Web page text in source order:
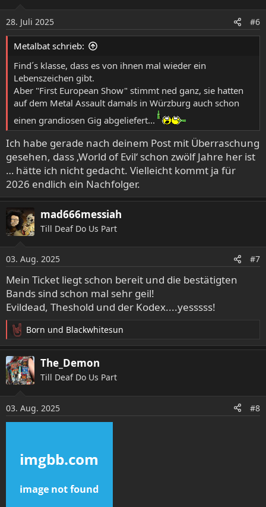
n
e
n
28. Juli 2025 #6
Metalbat schrieb:
Find´s klasse, dass es von ihnen mal wieder ein
Lebenszeichen gibt.
Aber "First European Show" stimmt ned ganz, sie hatten
auf dem Metal Assault damals in Würzburg auch schon
einen grandiosen Gig abgeliefert...
Ich habe gerade nach deinem Post mit Überraschung
gesehen, dass ‚World of Evil‘ schon zwölf Jahre her ist
… hätte ich nicht gedacht. Vielleicht kommt ja für
2026 endlich ein Nachfolger.
mad666messiah
Till Deaf Do Us Part
03. Aug. 2025 #7
Mein Ticket liegt schon bereit und die bestätigten
Bands sind schon mal sehr geil!
Evildead, Theshold und der Kodex....yesssss!
R
e
a
k
t
n
e
Born und Blackwhitesun
The_Demon
Till Deaf Do Us Part
03. Aug. 2025 #8